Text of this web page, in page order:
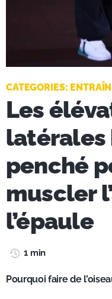
CATEGORIES:
Les
latérales
penché
muscler
l’épaule
1 min
Pourquoi faire de